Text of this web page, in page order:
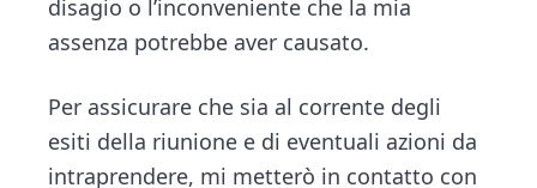
disagio o l’inconveniente che la mia
assenza potrebbe aver causato.
Per assicurare che sia al corrente degli
esiti della riunione e di eventuali azioni da
intraprendere, mi metterò in contatto con